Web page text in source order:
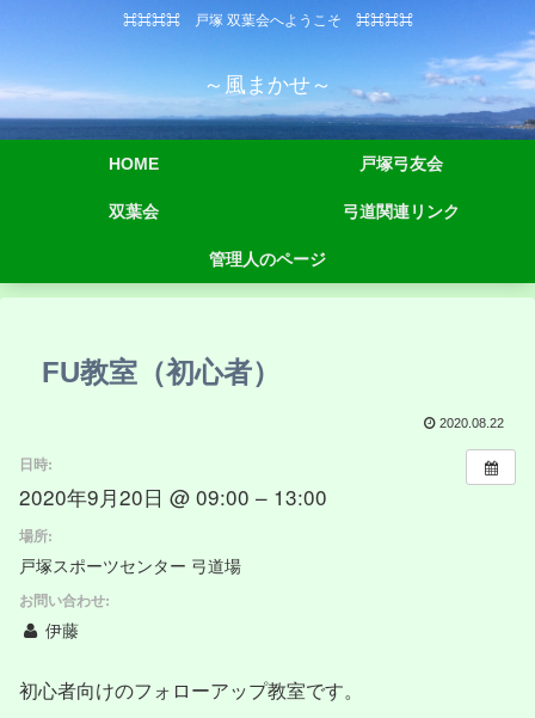
⌘⌘⌘⌘ 戸塚 双葉会へようこそ ⌘⌘⌘⌘
～風まかせ～
HOME 戸塚弓友会
双葉会 弓道関連リンク
管理人のページ
FU教室（初心者）
2020.08.22
日時:
2020年9月20日 @ 09:00 – 13:00
場所:
戸塚スポーツセンター 弓道場
お問い合わせ:
伊藤
初心者向けのフォローアップ教室です。